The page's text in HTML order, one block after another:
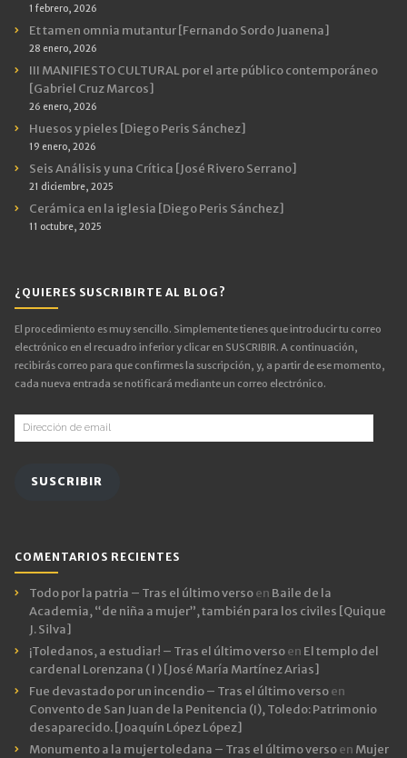
1 febrero, 2026
Et tamen omnia mutantur [Fernando Sordo Juanena]
28 enero, 2026
III MANIFIESTO CULTURAL por el arte público contemporáneo
[Gabriel Cruz Marcos]
26 enero, 2026
Huesos y pieles [Diego Peris Sánchez]
19 enero, 2026
Seis Análisis y una Crítica [José Rivero Serrano]
21 diciembre, 2025
Cerámica en la iglesia [Diego Peris Sánchez]
11 octubre, 2025
¿QUIERES SUSCRIBIRTE AL BLOG?
El procedimiento es muy sencillo. Simplemente tienes que introducir tu correo
electrónico en el recuadro inferior y clicar en SUSCRIBIR. A continuación,
recibirás correo para que confirmes la suscripción, y, a partir de ese momento,
cada nueva entrada se notificará mediante un correo electrónico.
Dirección
de
SUSCRIBIR
COMENTARIOS RECIENTES
Todo por la patria – Tras el último versoen Baile de la
Academia, “de niña a mujer”, también para los civiles [Quique
J. Silva]
¡Toledanos, a estudiar! – Tras el último versoen El templo del
cardenal Lorenzana ( I ) [José María Martínez Arias]
Fue devastado por un incendio – Tras el último versoen
Convento de San Juan de la Penitencia (I), Toledo: Patrimonio
desaparecido. [Joaquín López López]
Monumento a la mujer toledana – Tras el último versoen Mujer